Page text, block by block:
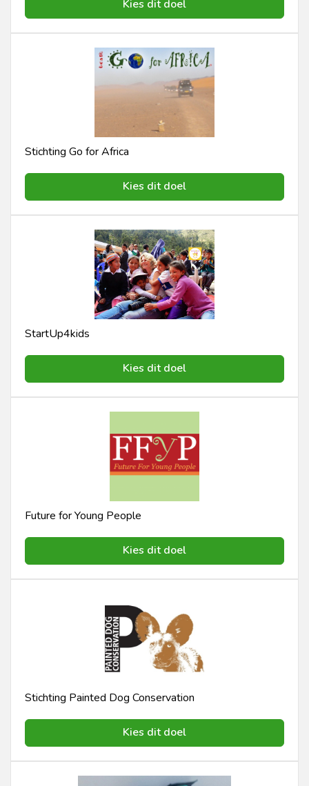
Kies dit doel
Stichting Go for Africa
Kies dit doel
StartUp4kids
Kies dit doel
Future for Young People
Kies dit doel
Stichting Painted Dog Conservation
Kies dit doel